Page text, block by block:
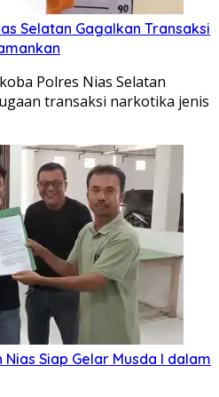
Selatan Gagalkan Transaksi
Polres Nias Selatan
transaksi narkotika jenis
Nias Siap Gelar Musda I dalam